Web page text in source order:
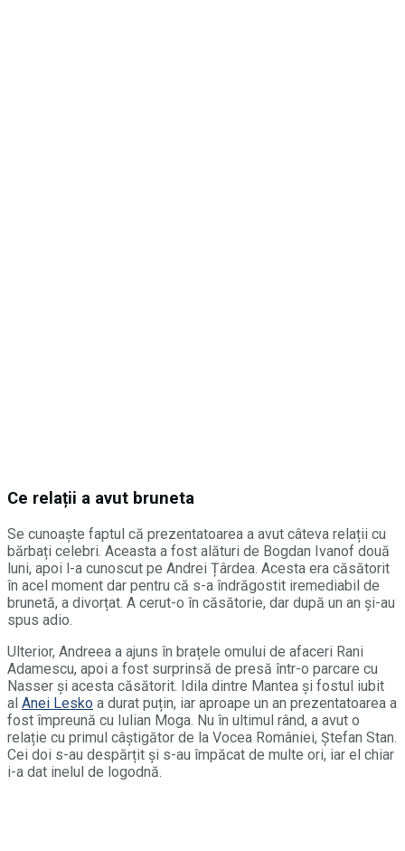
Ce relații a avut bruneta
Se cunoaște faptul că prezentatoarea a avut câteva relații cu
bărbați celebri. Aceasta a fost alături de Bogdan Ivanof două
luni, apoi l-a cunoscut pe Andrei Țârdea. Acesta era căsătorit
în acel moment dar pentru că s-a îndrăgostit iremediabil de
brunetă, a divorțat. A cerut-o în căsătorie, dar după un an și-au
spus adio.
Ulterior, Andreea a ajuns în brațele omului de afaceri Rani
Adamescu, apoi a fost surprinsă de presă într-o parcare cu
Nasser și acesta căsătorit. Idila dintre Mantea și fostul iubit
al Anei Lesko a durat puțin, iar aproape un an prezentatoarea a
fost împreună cu Iulian Moga. Nu în ultimul rând, a avut o
relație cu primul câștigător de la Vocea României, Ștefan Stan.
Cei doi s-au despărțit și s-au împăcat de multe ori, iar el chiar
i-a dat inelul de logodnă.